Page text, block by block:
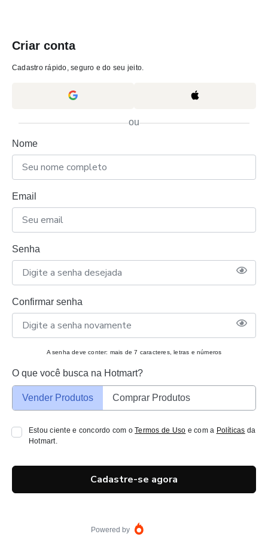
Criar conta
Cadastro rápido, seguro e do seu jeito.
ou
Nome
Email
Senha
Confirmar senha
A senha deve conter: mais de 7 caracteres, letras e números
O que você busca na Hotmart?
Vender Produtos Comprar Produtos
Estou ciente e concordo com oTermos de Uso e com a Políticas da
Hotmart.
Cadastre-se agora
Powered by